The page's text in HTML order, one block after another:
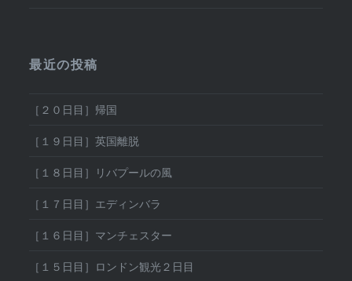
最近の投稿
［２０日目］帰国
［１９日目］英国離脱
［１８日目］リバプールの風
［１７日目］エディンバラ
［１６日目］マンチェスター
［１５日目］ロンドン観光２日目